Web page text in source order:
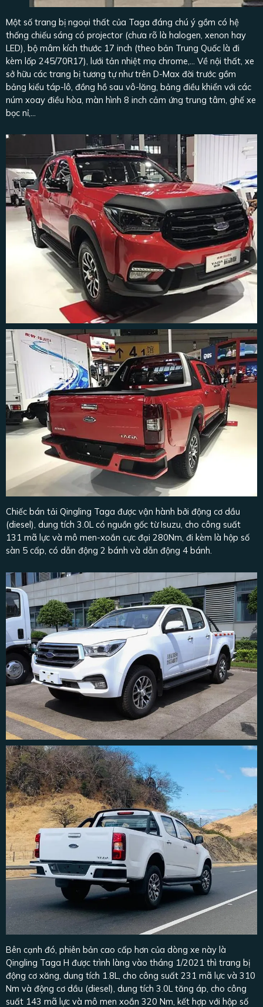
Một số trang bị ngoại thất của Taga đáng chú ý gồm có hệ
thống chiếu sáng có projector (chưa rõ là halogen, xenon hay
LED), bộ mâm kích thước 17 inch (theo bản Trung Quốc là đi
kèm lốp 245/70R17), lưới tản nhiệt mạ chrome,... Về nội thất, xe
sở hữu các trang bị tương tự như trên D-Max đời trước gồm
bảng kiểu táp-lô, đồng hồ sau vô-lăng, bảng điều khiển với các
núm xoay điều hòa, màn hình 8 inch cảm ứng trung tâm, ghế xe
bọc nỉ,...
Chiếc bán tải Qingling Taga được vận hành bởi động cơ dầu
(diesel), dung tích 3.0L có nguồn gốc từ Isuzu, cho công suất
131 mã lực và mô men-xoắn cực đại 280Nm, đi kèm là hộp số
sàn 5 cấp, có dẫn động 2 bánh và dẫn động 4 bánh.
Bên cạnh đó, phiên bản cao cấp hơn của dòng xe này là
Qingling Taga H được trình làng vào tháng 1/2021 thì trang bị
động cơ xăng, dung tích 1.8L, cho công suất 231 mã lực và 310
Nm và động cơ dầu (diesel), dung tích 3.0L tăng áp, cho công
suất 143 mã lực và mô men xoắn 320 Nm, kết hợp với hộp số